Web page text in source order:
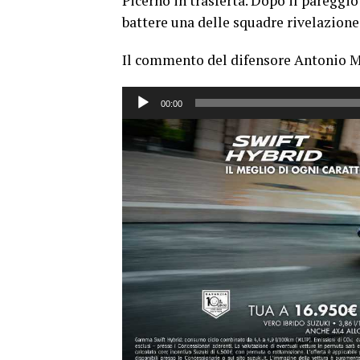
battere una delle squadre
Il commento del difensore Antonio
Audio
00:00